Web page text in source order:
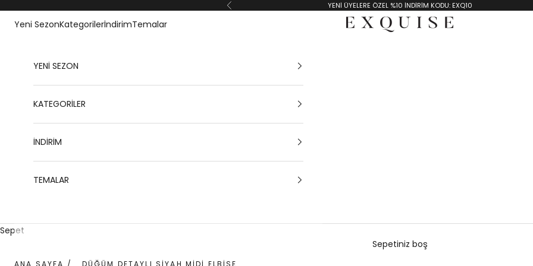
Geri YENİ ÜYELERE ÖZEL %10 İNDİRİM KODU: EXQ10
Exquise TR
Yeni SezonKategorilerİndirimTemalar
YENİ SEZON
KATEGORİLER
İNDİRİM
TEMALAR
Sepet
Sepetiniz boş
ANA SAYFA / DÜĞÜM DETAYLI SIYAH MIDI ELBISE